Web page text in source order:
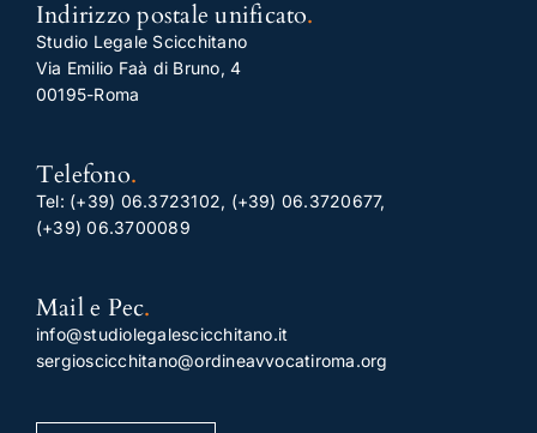
Indirizzo postale unificato.
Studio Legale Scicchitano
Via Emilio Faà di Bruno, 4
00195-Roma
Telefono.
Tel: (+39) 06.3723102, (+39) 06.3720677,
(+39) 06.3700089
Mail e Pec.
info@studiolegalescicchitano.it
sergioscicchitano@ordineavvocatiroma.org